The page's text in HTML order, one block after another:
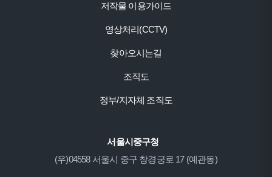
저작물 이용가이드
영상처리(CCTV)
찾아오시는길
조직도
정부/지자체 조직도
서울시중구청
(우)04558 서울시 중구 창경궁로 17 (예관동)